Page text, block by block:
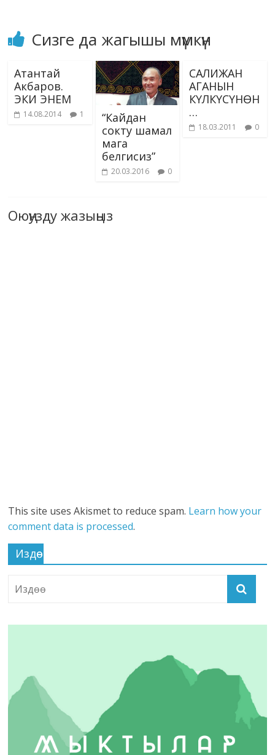
Сизге да жагышы мүмкүн
Атантай
Акбаров.
ЭКИ ЭНЕМ
14.08.2014 1
“Кайдан
сокту шамал
мага
белгисиз”
20.03.2016 0
САЛИЖАН
АГАНЫН
КҮЛКҮСҮНӨН
…
18.03.2011 0
Оюңузду жазыңыз
This site uses Akismet to reduce spam. Learn how your
comment data is processed.
Издөө